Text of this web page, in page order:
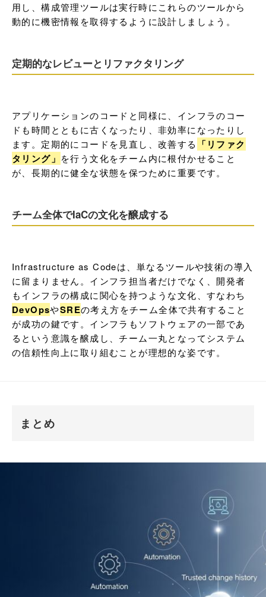
用し、構成管理ツールは実行時にこれらのツールから
動的に機密情報を取得するように設計しましょう。
定期的なレビューとリファクタリング
アプリケーションのコードと同様に、インフラのコー
ドも時間とともに古くなったり、非効率になったりし
ます。定期的にコードを見直し、改善する
「リファク
タリング」 を行う文化をチーム内に根付かせること
が、長期的に健全な状態を保つために重要です。
チーム全体でIaCの文化を醸成する
Infrastructure as Codeは、単なるツールや技術の導入
に留まりません。インフラ担当者だけでなく、開発者
もインフラの構成に関心を持つような文化、すなわち
DevOpsやSREの考え方をチーム全体で共有すること
が成功の鍵です。インフラもソフトウェアの一部であ
るという意識を醸成し、チーム一丸となってシステム
の信頼性向上に取り組むことが理想的な姿です。
まとめ